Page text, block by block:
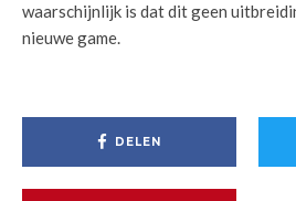
waarschijnlijk is dat dit geen
nieuwe game.
DELEN